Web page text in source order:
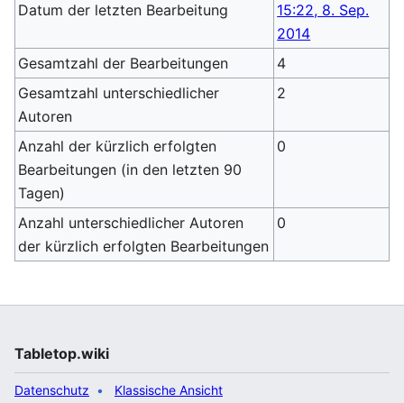
Datum der letzten Bearbeitung
15:22, 8. Sep.
2014
Gesamtzahl der Bearbeitungen
4
Gesamtzahl unterschiedlicher
Autoren
2
Anzahl der kürzlich erfolgten
Bearbeitungen (in den letzten 90
Tagen)
0
Anzahl unterschiedlicher Autoren
der kürzlich erfolgten Bearbeitungen
0
Tabletop.wiki
Datenschutz Klassische Ansicht